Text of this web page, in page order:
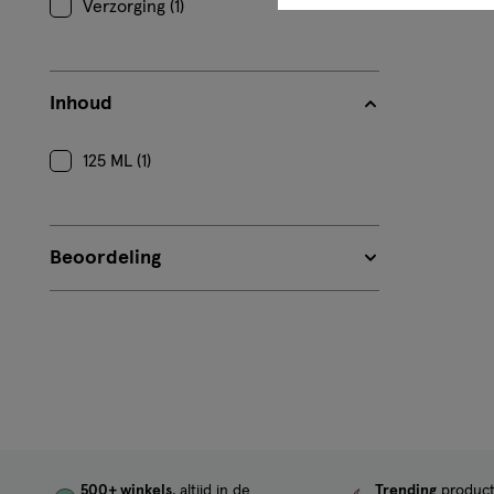
Verzorging (1)
Inhoud
125 ML (1)
Beoordeling
500+ winkels, altijd in de
Trending